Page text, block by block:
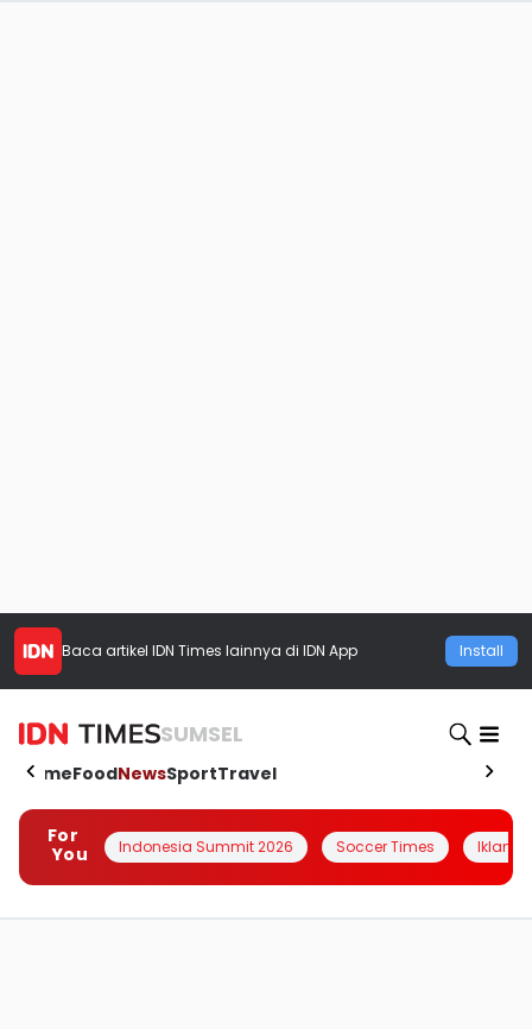
Baca artikel IDN Times lainnya di IDN App Install
SUMSEL
HomeFoodNewsSportTravel
For
You
Indonesia Summit 2026 Soccer Times Iklanin